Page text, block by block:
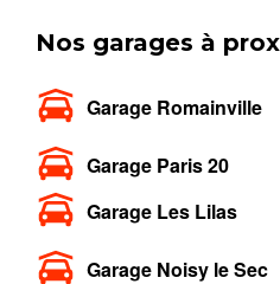
Nos garages à
Garage Romainville
Garage Paris 20
Garage Les Lilas
Garage Noisy le Sec